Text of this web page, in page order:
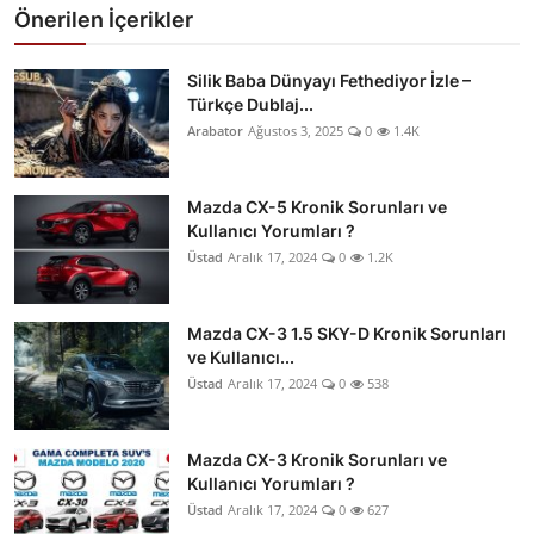
Önerilen İçerikler
Silik Baba Dünyayı Fethediyor İzle –
Türkçe Dublaj...
Arabator Ağustos 3, 2025 0 1.4K
Mazda CX-5 Kronik Sorunları ve
Kullanıcı Yorumları ?
Üstad Aralık 17, 2024 0 1.2K
Mazda CX-3 1.5 SKY-D Kronik Sorunları
ve Kullanıcı...
Üstad Aralık 17, 2024 0 538
Mazda CX-3 Kronik Sorunları ve
Kullanıcı Yorumları ?
Üstad Aralık 17, 2024 0 627